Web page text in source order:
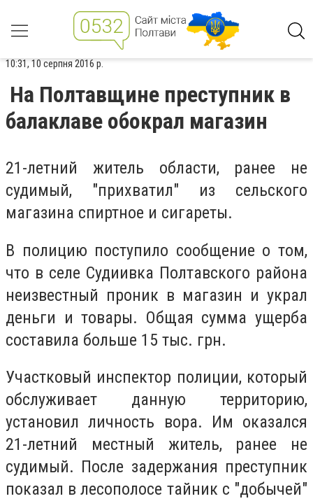
10:31, 10 серпня 2016 р.
На Полтавщине преступник в
балаклаве обокрал магазин
21-летний житель области, ранее не
судимый, "прихватил" из сельского
магазина спиртное и сигареты.
В полицию поступило сообщение о том,
что в селе Судиивка Полтавского района
неизвестный проник в магазин и украл
деньги и товары. Общая сумма ущерба
составила больше 15 тыс. грн.
Участковый инспектор полиции, который
обслуживает данную территорию,
установил личность вора. Им оказался
21-летний местный житель, ранее не
судимый. После задержания преступник
показал в лесополосе тайник с "добычей"